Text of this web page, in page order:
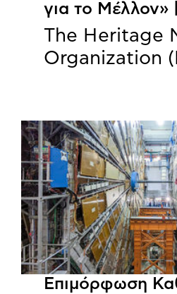
για το Μέλλον»
The Heritage
Organization
Επιμόρφωση